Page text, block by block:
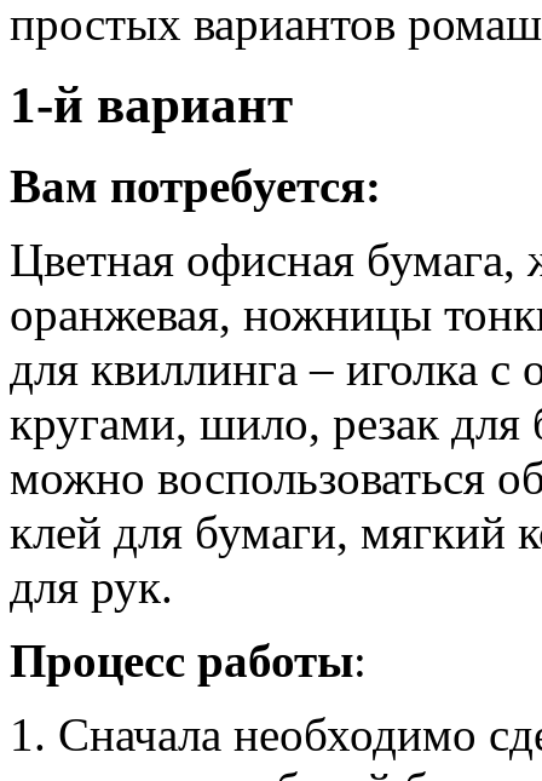
простых вариантов
1-й вариант
Вам потребуется:
Цветная офисная бумага,
оранжевая, ножницы
для квиллинга – иголка
кругами, шило, резак для
можно воспользоваться
клей для бумаги, мягкий
для рук.
Процесс работы:
Сначала необходимо